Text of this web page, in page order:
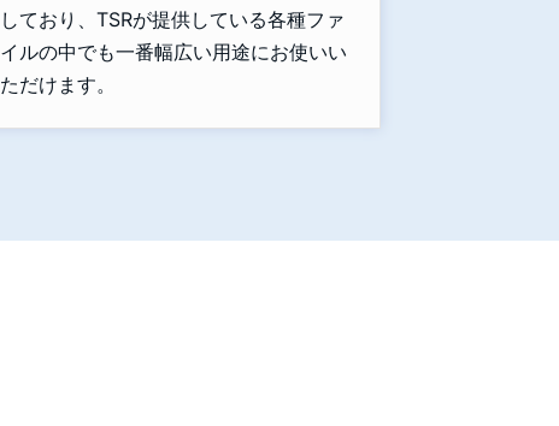
しており、TSRが提供している各種ファ
イルの中でも一番幅広い用途にお使いい
ただけます。